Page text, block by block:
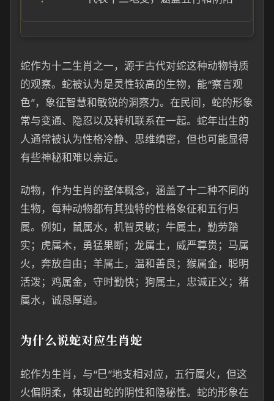
蛇作为十二生肖之一，源于古代对蛇这种动物特质
的观察。蛇被认为是灵性较高的生物，能“察言观
色”，象征智慧和敏锐的洞察力。在民间，蛇的形象
常与变通、隐忍以及转机联系在一起。蛇年出生的
人通常被认为性格冷静、思维缜密，但也可能显得
有些神秘和难以亲近。
动物，作为生肖的整体概念，涵盖了十二种不同的
生物，每种动物都有其独特的性格象征和五行归
属。例如，鼠属水，机智灵敏；牛属土，勤劳踏
实；虎属木，勇猛果断；龙属土，威严尊贵；马属
火，奔放自由；羊属土，温和善良；猴属金，聪明
活泼；鸡属金，守时勤快；狗属土，忠诚正义；猪
属水，诚恳厚道。
为什么说蛇对应生肖蛇
蛇作为生肖，与“巳”地支相对应，五行属火，但这
火偏阴柔，体现出蛇的阴性和隐秘性。蛇的形象在